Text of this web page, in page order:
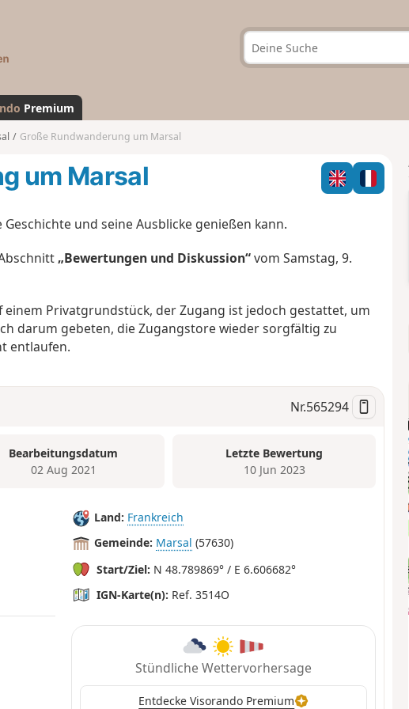
a
n
d
Premium
Große Rundwanderung um Marsal
um Marsal
und seine Ausblicke genießen kann.
„Bewertungen und Diskussion“vom Samstag, 9.
Privatgrundstück, der Zugang ist jedoch gestattet, um
darum gebeten, die Zugangstore wieder sorgfältig zu
entlaufen.
Nr.565294
Bearbeitungsdatum
02 Aug 2021
Letzte Bewertung
10 Jun 2023
Land: Frankreich
Gemeinde: Marsal (57630)
Start/Ziel: N 48.789869° / E 6.606682°
IGN-Karte(n): Ref. 3514O
Stündliche Wettervorhersage
Entdecke Visorando Premium